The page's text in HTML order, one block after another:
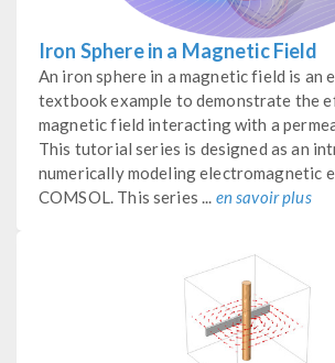
Iron Sphere in a Magnetic Field
An iron sphere in a magnetic field is an
textbook example to demonstrate the
magnetic field interacting with a
This tutorial series is designed as an
numerically modeling electromagnetic
COMSOL. This series ... en savoir plus